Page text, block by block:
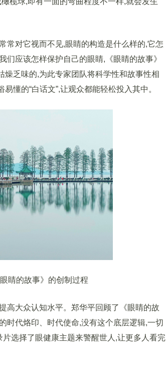
对它视而不见,眼睛的构造是什么样的,它怎
应该怎样保护自己的眼睛,《眼睛的故事》
乏味的,为此专家团队将科学性和故事性相
懂的“白话文”,让观众都能轻松投入其中。
的故事》的创制过程
大众认知水平。郑华平回顾了《眼睛的故
时代烙印、时代使命,没有这个底层逻辑,一切
选择了眼健康主题来警醒世人,让更多人看完